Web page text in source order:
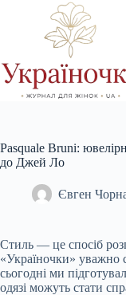
Pasquale Bruni:
до Джей Ло
Євген
Стиль — це спосіб
«Україночки» уважно
сьогодні ми
одязі можуть стати